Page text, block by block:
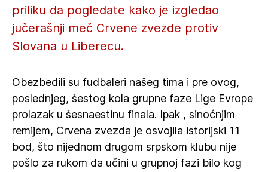
priliku da pogledate kako je izgledao
jučerašnji meč Crvene zvezde protiv
Slovana u Liberecu.
Obezbedili su fudbaleri našeg tima i pre ovog,
poslednjeg, šestog kola grupne faze Lige Evrope
prolazak u šesnaestinu finala. Ipak , sinoćnjim
remijem, Crvena zvezda je osvojila istorijski 11
bod, što nijednom drugom srpskom klubu nije
pošlo za rukom da učini u grupnoj fazi bilo kog